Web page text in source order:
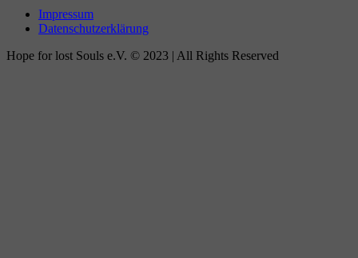
Impressum
Datenschutzerklärung
Hope for lost Souls e.V. © 2023 | All Rights Reserved